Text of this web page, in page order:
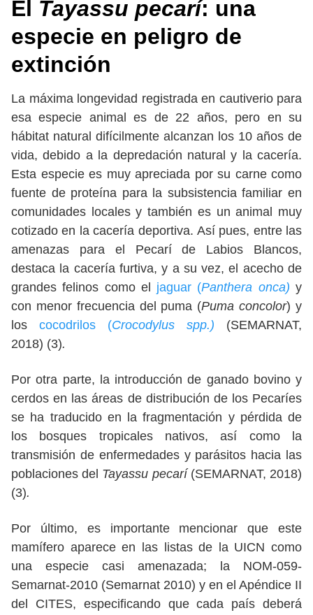
El Tayassu pecarí: una
especie en peligro de
extinción
La máxima longevidad registrada en cautiverio para
esa especie animal es de 22 años, pero en su
hábitat natural difícilmente alcanzan los 10 años de
vida, debido a la depredación natural y la cacería.
Esta especie es muy apreciada por su carne como
fuente de proteína para la subsistencia familiar en
comunidades locales y también es un animal muy
cotizado en la cacería deportiva. Así pues, entre las
amenazas para el Pecarí de Labios Blancos,
destaca la cacería furtiva, y a su vez, el acecho de
grandes felinos como el jaguar (Panthera onca) y
con menor frecuencia del puma (Puma concolor) y
los cocodrilos (Crocodylus spp.) (SEMARNAT,
2018) (3).
Por otra parte, la introducción de ganado bovino y
cerdos en las áreas de distribución de los Pecaríes
se ha traducido en la fragmentación y pérdida de
los bosques tropicales nativos, así como la
transmisión de enfermedades y parásitos hacia las
poblaciones del Tayassu pecarí(SEMARNAT, 2018)
(3).
Por último, es importante mencionar que este
mamífero aparece en las listas de la UICN como
una especie casi amenazada; la NOM-059-
Semarnat-2010 (Semarnat 2010) y en el Apéndice II
del CITES, especificando que cada país deberá